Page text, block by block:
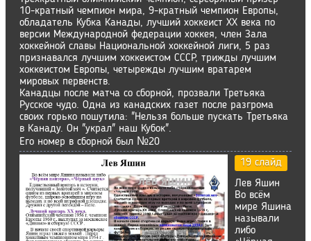
10-кратный чемпион мира, 9-кратный чемпион Европы,
обладатель Кубка Канады, лучший хоккеист XX века по
версии Международной федерации хоккея, член Зала
хоккейной славы Национальной хоккейной лиги, 5 раз
признавался лучшим хоккеистом СССР, трижды лучшим
хоккеистом Европы, четырежды лучшим вратарем
мировых первенств.
Канадцы после матча со сборной, прозвали Третьяка
Русское чудо. Одна из канадских газет после разгрома
своих горько пошутила: "Нельзя больше пускать Третьяка
в Канаду. Он "украл" наш Кубок".
Его номер в сборной был №20
19 слайд
Лев Яшин
Во всём
мире Яшина
называли
либо